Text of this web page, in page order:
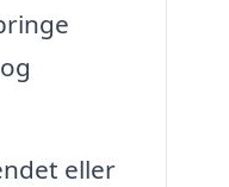
eller